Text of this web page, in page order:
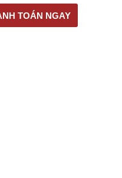
TOÁN NGAY